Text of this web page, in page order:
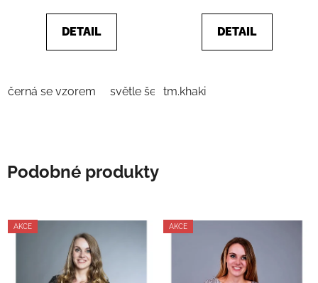
DETAIL
černá se vzorem světle šedá
5
DETAIL
tm.khaki
Podobné produkty
AKCE AKCE